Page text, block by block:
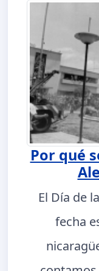
Por qué
El Día de
fecha